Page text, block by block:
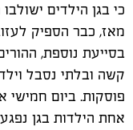
כי בגן הילדים
מאז, כבר הספיק
בסייעת נוספת,
קשה ובלתי נסבל
פוסקות. ביום
אחת הילדות בגן